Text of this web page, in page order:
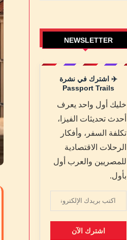
NEWSLETTER
✈️ اشترك في نشرة
Passport Trails
خليك أول واحد يعرف
أحدث تحديثات الفيزا،
تكلفة السفر، وأفكار
الرحلات الاقتصادية
للمصريين والعرب أول
بأول.